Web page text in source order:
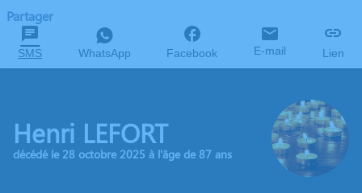
Partager
SMS WhatsApp Facebook E-mail Lien
Henri LEFORT
décédé le 28 octobre 2025 à l'âge de 87 ans